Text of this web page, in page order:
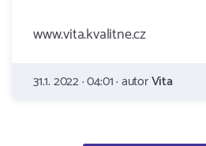
www.vita.kvalitne.cz
31.1. 2022 · 04:01 · autorVita